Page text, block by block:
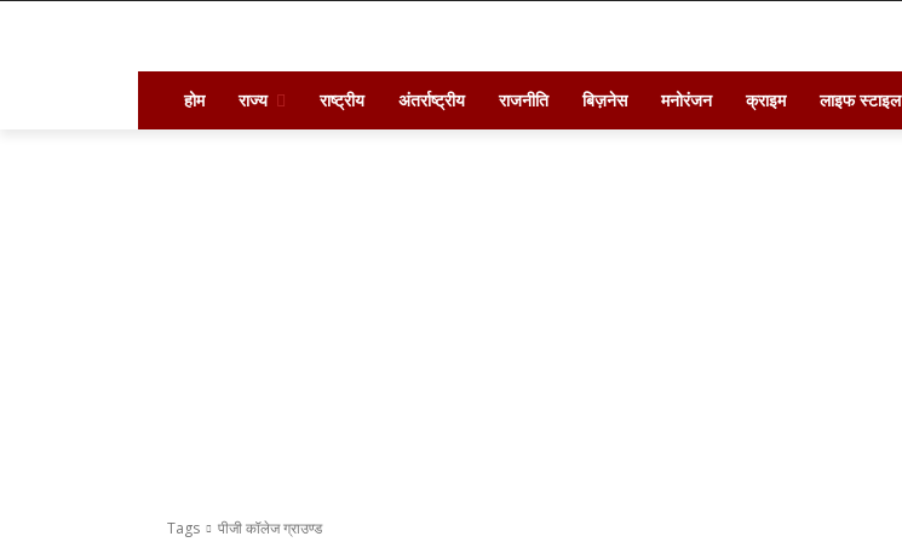
होम राज्य राष्ट्रीय अंतर्राष्ट्रीय राजनीति बिज़नेस मनोरंजन क्राइम लाइफ स्टाइल
Tags पीजी कॉलेज ग्राउण्ड